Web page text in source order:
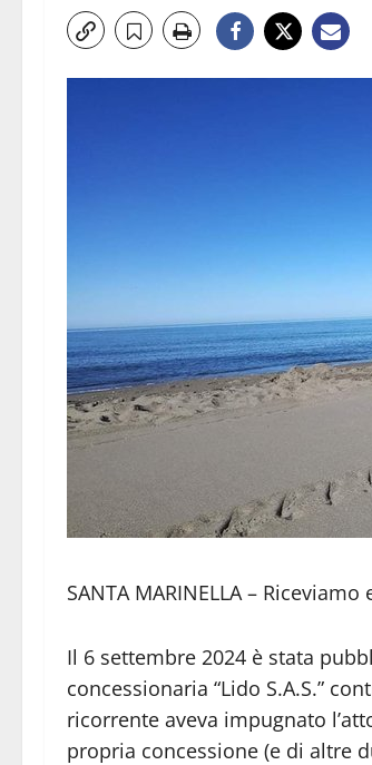
SANTA MARINELLA –
Il 6 settembre 2024 è stata
concessionaria “Lido S.A.S.”
ricorrente aveva impugnato
propria concessione (e di altre